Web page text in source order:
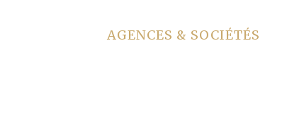
AGENCES & SOCIÉTÉS